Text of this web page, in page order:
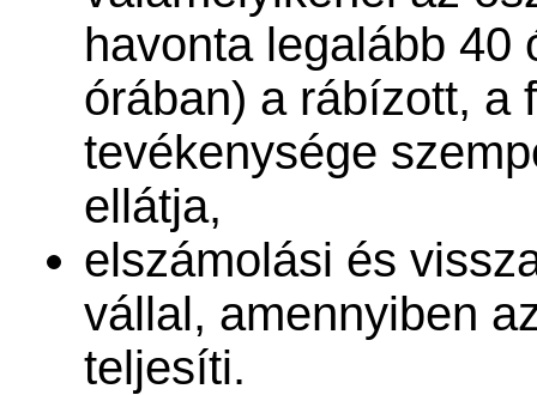
havonta legalább 40
órában) a rábízott, a
tevékenysége
ellátja,
elszámolási és
vállal, amennyiben
teljesíti.